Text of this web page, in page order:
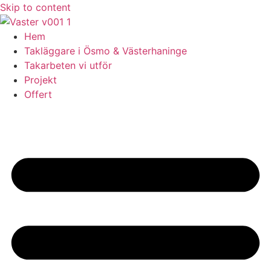
Skip to content
Hem
Takläggare i Ösmo & Västerhaninge
Takarbeten vi utför
Projekt
Offert